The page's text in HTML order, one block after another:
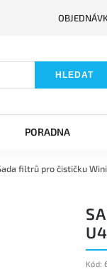
HLEDAT
PORADNA
filtrů pro čističku
Kód: